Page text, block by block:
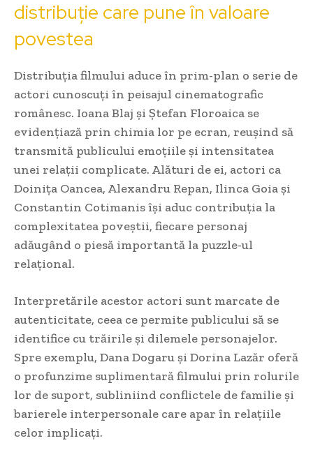
distribuție care pune în valoare
povestea
Distribuția filmului aduce în prim-plan o serie de
actori cunoscuți în peisajul cinematografic
românesc. Ioana Blaj și Ștefan Floroaica se
evidențiază prin chimia lor pe ecran, reușind să
transmită publicului emoțiile și intensitatea
unei relații complicate. Alături de ei, actori ca
Doinița Oancea, Alexandru Repan, Ilinca Goia și
Constantin Cotimanis își aduc contribuția la
complexitatea poveștii, fiecare personaj
adăugând o piesă importantă la puzzle-ul
relațional.
Interpretările acestor actori sunt marcate de
autenticitate, ceea ce permite publicului să se
identifice cu trăirile și dilemele personajelor.
Spre exemplu, Dana Dogaru și Dorina Lazăr oferă
o profunzime suplimentară filmului prin rolurile
lor de suport, subliniind conflictele de familie și
barierele interpersonale care apar în relațiile
celor implicați.